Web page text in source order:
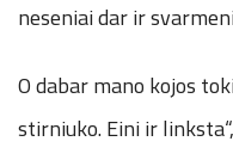
neseniai dar ir
O dabar mano kojos
stirniuko. Eini ir